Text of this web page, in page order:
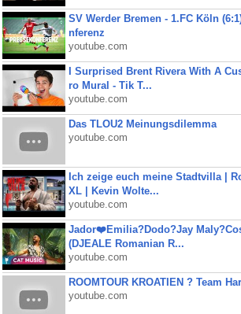
SV Werder Bremen - 1.FC Köln
nferenz
youtube.com
I Surprised Brent Rivera With A
ro Mural - Tik T...
youtube.com
Das TLOU2 Meinungsdilemma
youtube.com
Ich zeige euch meine Stadtvilla |
XL | Kevin Wolte...
youtube.com
Jador❤️Emilia?Dodo?Jay
(DJEALE Romanian R...
youtube.com
ROOMTOUR KROATIEN ? Team
youtube.com